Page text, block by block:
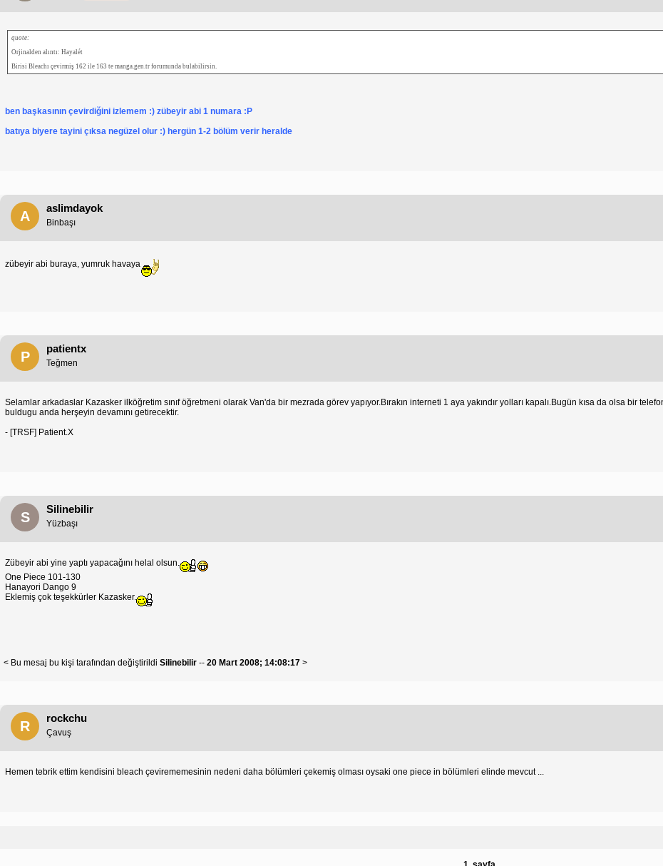
quote:
Orjinalden alıntı: Hayalét
Birisi Bleachı çevirmiş 162 ile 163 te manga.gen.tr forumunda bulabilirsin.
ben başkasının çevirdiğini izlemem :) zübeyir abi 1 numara :P
batıya biyere tayini çıksa negüzel olur :) hergün 1-2 bölüm verir heralde
A
aslimdayok
Binbaşı
zübeyir abi buraya, yumruk havaya
P
patientx
Teğmen
Selamlar arkadaslar Kazasker ilköğretim sınıf öğretmeni olarak Van'da bir mezrada görev yapıyor.Bırakın interneti 1 aya yakındır yolları kapalı.Bugün kısa da olsa bir
buldugu anda herşeyin devamını getirecektir.
- [TRSF] Patient.X
S
Silinebilir
Yüzbaşı
Zübeyir abi yine yaptı yapacağını helal olsun.
One Piece 101-130
Hanayori Dango 9
Eklemiş çok teşekkürler Kazasker.
< Bu mesaj bu kişi tarafından değiştirildi Silinebilir -- 20 Mart 2008; 14:08:17 >
R
rockchu
Çavuş
Hemen tebrik ettim kendisini bleach çevirememesinin nedeni daha bölümleri çekemiş olması oysaki one piece in bölümleri elinde mevcut ...